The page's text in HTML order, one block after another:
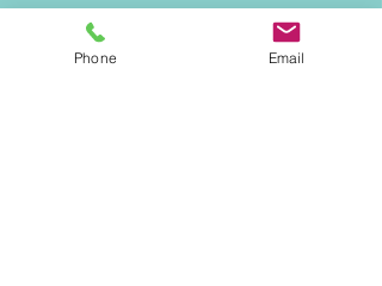
Phone Email